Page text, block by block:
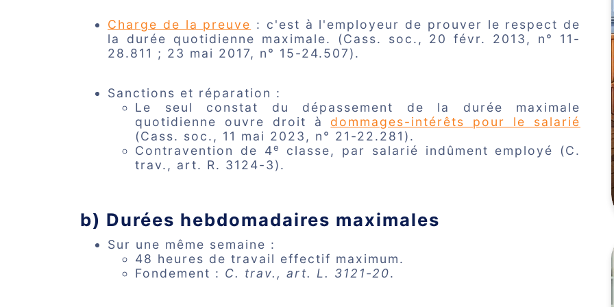
Charge de la preuve : c'est à l'employeur de prouver le respect de
la durée quotidienne maximale. (Cass. soc., 20 févr. 2013, n° 11-
28.811 ; 23 mai 2017, n° 15-24.507).
Sanctions et réparation :
Le seul constat du dépassement de la durée maximale
quotidienne ouvre droit à dommages-intérêts pour le salarié
(Cass. soc., 11 mai 2023, n° 21-22.281).
Contravention de 4e
classe, par salarié indûment employé (C.
trav., art. R. 3124-3).
b) Durées hebdomadaires maximales
Sur une même semaine :
48 heures de travail effectif maximum.
Fondement : C. trav., art. L. 3121-20.